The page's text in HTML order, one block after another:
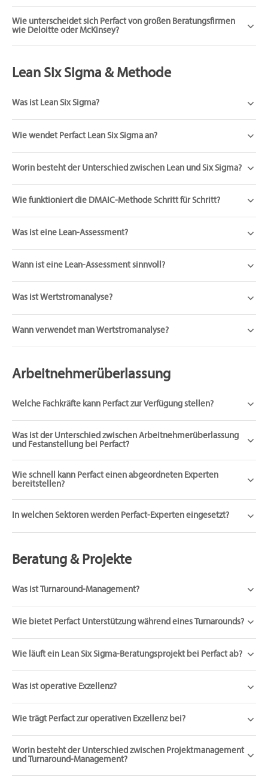
Wie unterscheidet sich Perfact von großen Beratungsfirmen
wie Deloitte oder McKinsey?
Lean Six Sigma & Methode
Was ist Lean Six Sigma?
Wie wendet Perfact Lean Six Sigma an?
Worin besteht der Unterschied zwischen Lean und Six Sigma?
Wie funktioniert die DMAIC-Methode Schritt für Schritt?
Was ist eine Lean-Assessment?
Wann ist eine Lean-Assessment sinnvoll?
Was ist Wertstromanalyse?
Wann verwendet man Wertstromanalyse?
Arbeitnehmerüberlassung
Welche Fachkräfte kann Perfact zur Verfügung stellen?
Was ist der Unterschied zwischen Arbeitnehmerüberlassung
und Festanstellung bei Perfact?
Wie schnell kann Perfact einen abgeordneten Experten
bereitstellen?
In welchen Sektoren werden Perfact-Experten eingesetzt?
Beratung & Projekte
Was ist Turnaround-Management?
Wie bietet Perfact Unterstützung während eines Turnarounds?
Wie läuft ein Lean Six Sigma-Beratungsprojekt bei Perfact ab?
Was ist operative Exzellenz?
Wie trägt Perfact zur operativen Exzellenz bei?
Worin besteht der Unterschied zwischen Projektmanagement
und Turnaround-Management?